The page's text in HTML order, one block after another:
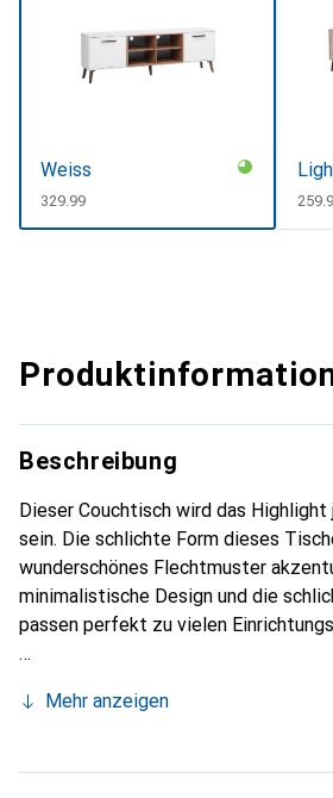
Weiss
CHF
329.99 CHF
Beschreibung
Dieser Couchtisch wird das Highlight
sein. Die schlichte Form dieses
wunderschönes Flechtmuster
minimalistische Design und die
passen perfekt zu vielen
Mehr anzeigen